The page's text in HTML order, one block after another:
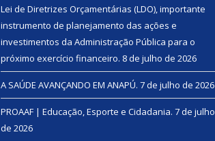
Lei de Diretrizes Orçamentárias (LDO), importante
instrumento de planejamento das ações e
investimentos da Administração Pública para o
próximo exercício financeiro. 8 de julho de 2026
A SAÚDE AVANÇANDO EM ANAPÚ. 7 de julho de 2026
PROAAF | Educação, Esporte e Cidadania. 7 de julho
de 2026